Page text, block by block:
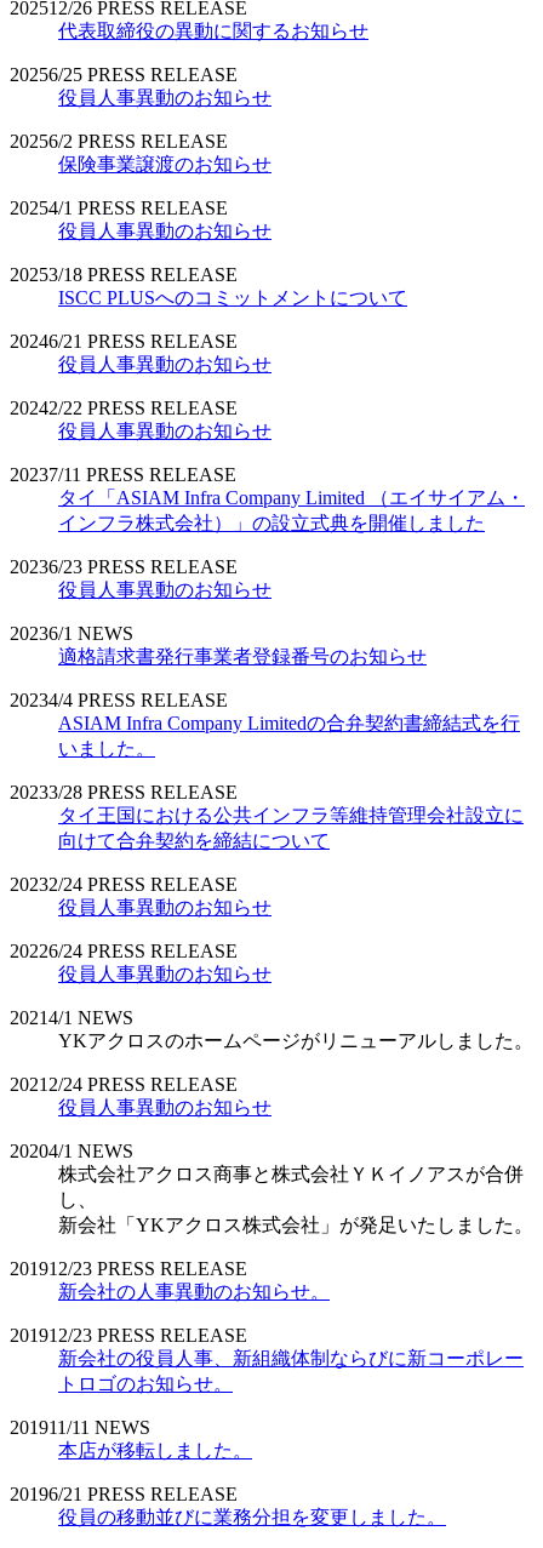
202512/26 PRESS RELEASE
代表取締役の異動に関するお知らせ
20256/25 PRESS RELEASE
役員人事異動のお知らせ
20256/2 PRESS RELEASE
保険事業譲渡のお知らせ
20254/1 PRESS RELEASE
役員人事異動のお知らせ
20253/18 PRESS RELEASE
ISCC PLUSへのコミットメントについて
20246/21 PRESS RELEASE
役員人事異動のお知らせ
20242/22 PRESS RELEASE
役員人事異動のお知らせ
20237/11 PRESS RELEASE
タイ「ASIAM Infra Company Limited （エイサイアム・
インフラ株式会社）」の設立式典を開催しました
20236/23 PRESS RELEASE
役員人事異動のお知らせ
20236/1 NEWS
適格請求書発行事業者登録番号のお知らせ
20234/4 PRESS RELEASE
ASIAM Infra Company Limitedの合弁契約書締結式を行
いました。
20233/28 PRESS RELEASE
タイ王国における公共インフラ等維持管理会社設立に
向けて合弁契約を締結について
20232/24 PRESS RELEASE
役員人事異動のお知らせ
20226/24 PRESS RELEASE
役員人事異動のお知らせ
20214/1 NEWS
YKアクロスのホームページがリニューアルしました。
2021 2/24 PRESS RELEASE
役員人事異動のお知らせ
20204/1 NEWS
株式会社アクロス商事と株式会社ＹＫイノアスが合併
し、
新会社「YKアクロス株式会社」が発足いたしました。
201912/23 PRESS RELEASE
新会社の人事異動のお知らせ。
201912/23 PRESS RELEASE
新会社の役員人事、新組織体制ならびに新コーポレー
トロゴのお知らせ。
201911/11 NEWS
本店が移転しました。
20196/21 PRESS RELEASE
役員の移動並びに業務分担を変更しました。